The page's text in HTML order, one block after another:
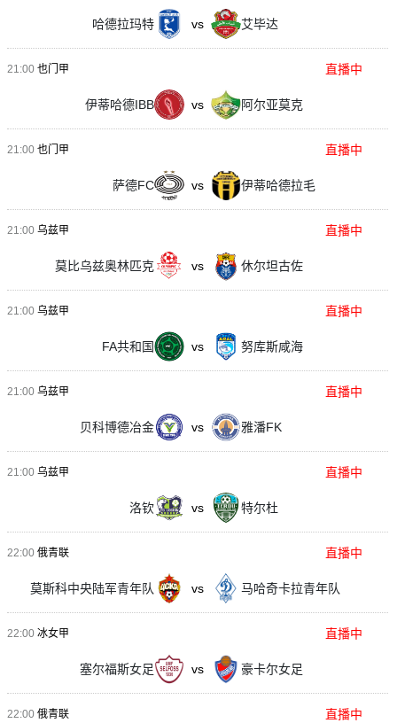
哈德拉玛特 vs 艾毕达
21:00 也门甲
伊蒂哈德IBB vs 阿尔亚莫克
直播中
21:00 也门甲
萨德FC vs 伊蒂哈德拉毛
直播中
21:00 乌兹甲
莫比乌兹奥林匹克 vs 休尔坦古佐
直播中
21:00 乌兹甲
FA共和国 vs 努库斯咸海
直播中
21:00 乌兹甲
贝科博德冶金 vs 雅潘FK
直播中
21:00 乌兹甲
洛钦 vs 特尔杜
直播中
22:00 俄青联
莫斯科中央陆军青年队 vs 马哈奇卡拉青年队
直播中
22:00 冰女甲
塞尔福斯女足 vs 豪卡尔女足
直播中
22:00 俄青联 直播中